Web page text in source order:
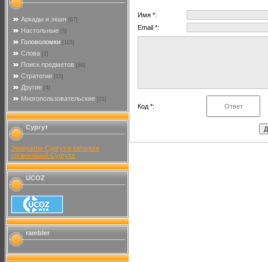
Аркады и экшн [67]
Настольные [5]
Головоломки [115]
Слова [2]
Поиск предметов [68]
Стратегии [15]
Другие [4]
Многопользовательские [21]
Сургут
Эвакуатор Сургут в каталоге
организаций Сургута
UCOZ
rambler
Имя *:
Email *:
Код *: